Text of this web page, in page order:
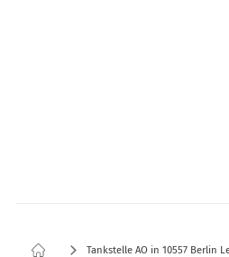
Tankstelle AO in 10557 Berlin